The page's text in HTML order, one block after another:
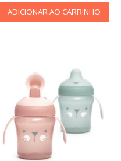
ADICIONAR AO CARRINHO